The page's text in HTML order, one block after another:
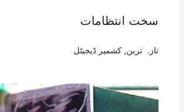
سخت انتظامات
تازہ ترین کشمیر ڈیجیٹل